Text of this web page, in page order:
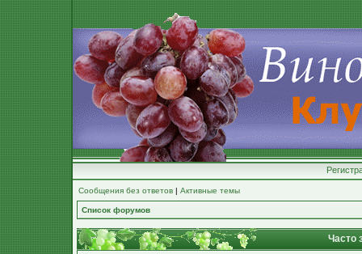
Сообщения без ответов | Активные темы
Список форумов
Часто